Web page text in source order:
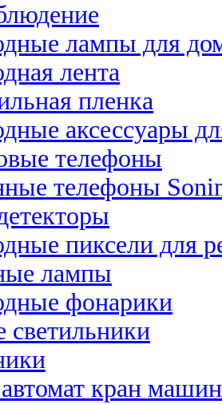
лампы для
лента
пленка
аксессуары
телефоны
телефоны
пиксели для
лампы
фонарики
светильники
кран